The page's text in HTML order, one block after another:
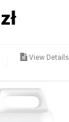
zł
View Details